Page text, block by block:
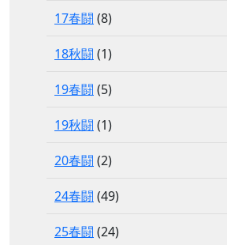
17春闘 (8)
18秋闘 (1)
19春闘 (5)
19秋闘 (1)
20春闘 (2)
24春闘 (49)
25春闘 (24)